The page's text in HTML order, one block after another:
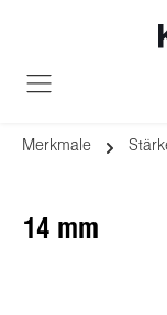
Merkmale
14 mm